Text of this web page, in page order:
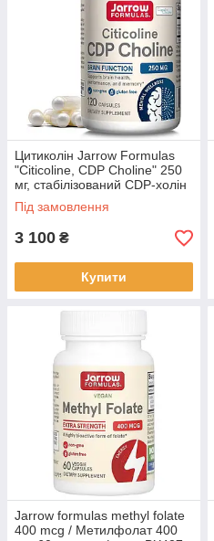
Цитиколін Jarrow Formulas
"Citicoline, CDP Choline" 250
мг, стабілізований CDP-холін
(120 капсул) BX311
Під замовлення
3 100 ₴
Купити
Jarrow formulas methyl folate
400 mcg / Метилфолат 400